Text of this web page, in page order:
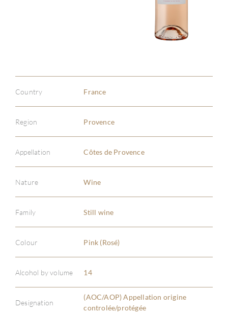
Country France
Region Provence
Appellation Côtes de Provence
Nature Wine
Family Still wine
Colour Pink (Rosé)
Alcohol by volume 14
Designation
(AOC/AOP) Appellation origine
controlée/protégée